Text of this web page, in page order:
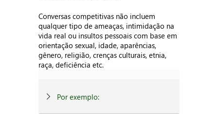
Conversas competitivas não incluem
qualquer tipo de ameaças, intimidação na
vida real ou insultos pessoais com base em
orientação sexual, idade, aparências,
gênero, religião, crenças culturais, etnia,
raça, deficiência etc.
Por exemplo: